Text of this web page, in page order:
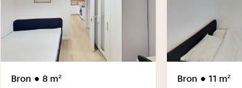
Bron 8 m² Bron 11 m²